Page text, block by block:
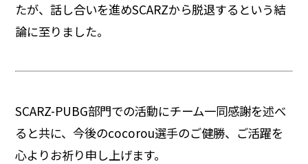
たが、話し合いを進めSCARZから脱退するという結
論に至りました。
SCARZ-PUBG部門での活動にチーム一同感謝を述べ
ると共に、今後のcocorou選手のご健勝、ご活躍を
心よりお祈り申し上げます。